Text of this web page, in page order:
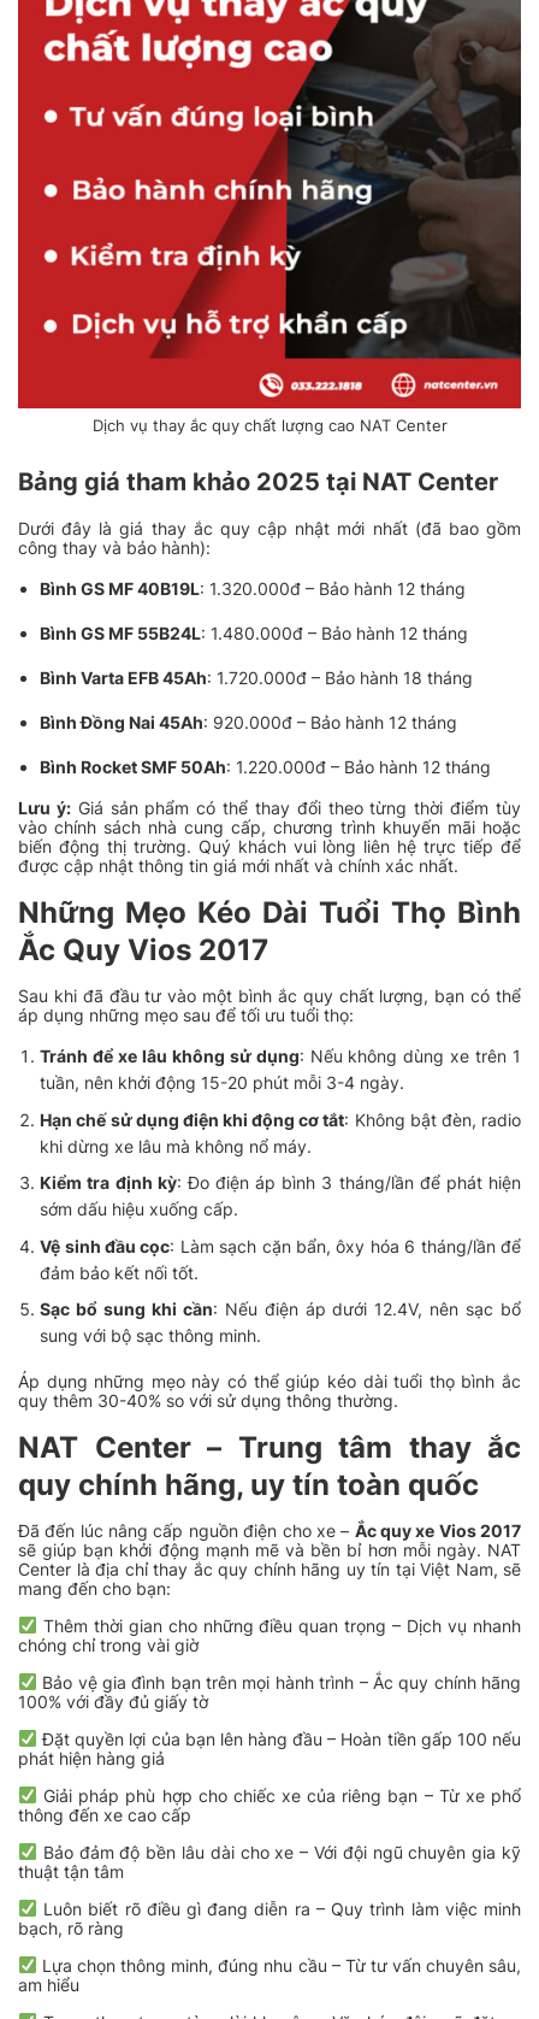
Dịch vụ thay ắc quy chất lượng cao NAT Center
Bảng giá tham khảo 2025 tại NAT Center
Dưới đây là giá thay ắc quy cập nhật mới nhất (đã bao gồm
công thay và bảo hành):
Bình GS MF 40B19L: 1.320.000đ – Bảo hành 12 tháng
Bình GS MF 55B24L: 1.480.000đ – Bảo hành 12 tháng
Bình Varta EFB 45Ah: 1.720.000đ – Bảo hành 18 tháng
Bình Đồng Nai 45Ah: 920.000đ – Bảo hành 12 tháng
Bình Rocket SMF 50Ah: 1.220.000đ – Bảo hành 12 tháng
Lưu ý:Giá sản phẩm có thể thay đổi theo từng thời điểm tùy
vào chính sách nhà cung cấp, chương trình khuyến mãi hoặc
biến động thị trường. Quý khách vui lòng liên hệ trực tiếp để
được cập nhật thông tin giá mới nhất và chính xác nhất.
Những Mẹo Kéo Dài Tuổi Thọ Bình
Ắc Quy Vios 2017
Sau khi đã đầu tư vào một bình ắc quy chất lượng, bạn có thể
áp dụng những mẹo sau để tối ưu tuổi thọ:
Tránh để xe lâu không sử dụng: Nếu không dùng xe trên 1
tuần, nên khởi động 15-20 phút mỗi 3-4 ngày.
Hạn chế sử dụng điện khi động cơ tắt: Không bật đèn, radio
khi dừng xe lâu mà không nổ máy.
Kiểm tra định kỳ: Đo điện áp bình 3 tháng/lần để phát hiện
sớm dấu hiệu xuống cấp.
Vệ sinh đầu cọc: Làm sạch cặn bẩn, ôxy hóa 6 tháng/lần để
đảm bảo kết nối tốt.
Sạc bổ sung khi cần: Nếu điện áp dưới 12.4V, nên sạc bổ
sung với bộ sạc thông minh.
Áp dụng những mẹo này có thể giúp kéo dài tuổi thọ bình ắc
quy thêm 30-40% so với sử dụng thông thường.
NAT Center – Trung tâm thay ắc
quy chính hãng, uy tín toàn quốc
Đã đến lúc nâng cấp nguồn điện cho xe – Ắc quy xe Vios 2017
sẽ giúp bạn khởi động mạnh mẽ và bền bỉ hơn mỗi ngày. NAT
Center là địa chỉ thay ắc quy chính hãng uy tín tại Việt Nam, sẽ
mang đến cho bạn:
Thêm thời gian cho những điều quan trọng – Dịch vụ nhanh
chóng chỉ trong vài giờ
Bảo vệ gia đình bạn trên mọi hành trình – Ắc quy chính hãng
100% với đầy đủ giấy tờ
Đặt quyền lợi của bạn lên hàng đầu – Hoàn tiền gấp 100 nếu
phát hiện hàng giả
Giải pháp phù hợp cho chiếc xe của riêng bạn – Từ xe phổ
thông đến xe cao cấp
Bảo đảm độ bền lâu dài cho xe – Với đội ngũ chuyên gia kỹ
thuật tận tâm
Luôn biết rõ điều gì đang diễn ra – Quy trình làm việc minh
bạch, rõ ràng
Lựa chọn thông minh, đúng nhu cầu – Từ tư vấn chuyên sâu,
am hiểu